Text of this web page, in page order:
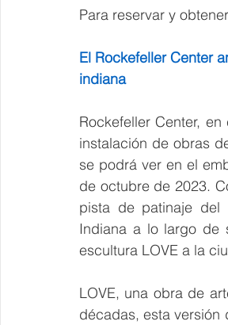
Para reservar y
El Rockefeller Center
indiana
Rockefeller Center,
instalación de obras
se podrá ver en el
de octubre de 2023.
pista de patinaje del
Indiana a lo largo de
escultura LOVE a la
LOVE, una obra de
décadas, esta versión